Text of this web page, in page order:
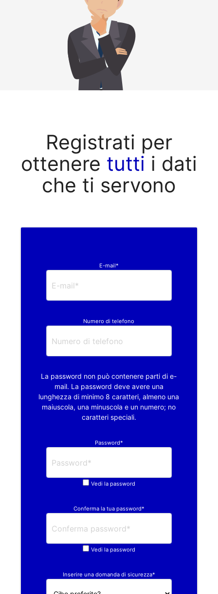
Registrati per
ottenere tutti i dati
che ti servono
E-mail*
Numero di telefono
La password non può contenere parti di e-
mail. La password deve avere una
lunghezza di minimo 8 caratteri, almeno una
maiuscola, una minuscola e un numero; no
caratteri speciali.
Password*
Vedi la password
Conferma la tua password*
Vedi la password
Inserire una domanda di sicurezza*